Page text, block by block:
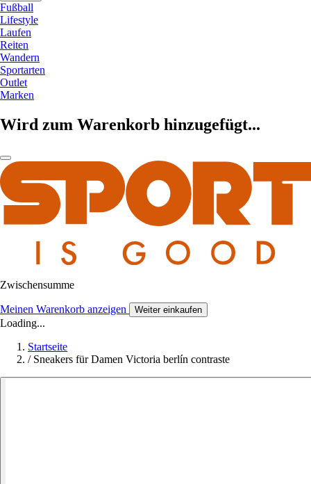
Fußball
Lifestyle
Laufen
Reiten
Wandern
Sportarten
Outlet
Marken
Wird zum Warenkorb hinzugefügt...
Zwischensumme
Meinen Warenkorb anzeigen Weiter einkaufen
Loading...
Startseite
/ Sneakers für Damen Victoria berlín contraste